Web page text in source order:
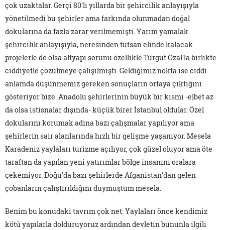
çok uzaktalar. Gerçi 80'li yıllarda bir şehircilik anlayışıyla
yönetilmedi bu şehirler ama farkında olunmadan doğal
dokularına da fazla zarar verilmemişti. Yarım yamalak
şehircilik anlayışıyla, neresinden tutsan elinde kalacak
projelerle de olsa altyapı sorunu özellikle Turgut Özal'la birlikte
ciddiyetle çözülmeye çalışılmıştı. Geldiğimiz nokta ise ciddi
anlamda düşünmemiz gereken sonuçların ortaya çıktığını
gösteriyor bize. Anadolu şehirlerinin büyük bir kısmı -elbet az
da olsa istisnalar dışında- küçük birer İstanbul oldular. Özel
dokularını korumak adına bazı çalışmalar yapılıyor ama
şehirlerin sair alanlarında hızlı bir gelişme yaşanıyor. Mesela
Karadeniz yaylaları turizme açılıyor, çok güzel oluyor ama öte
taraftan da yapılan yeni yatırımlar bölge insanını oralara
çekemiyor. Doğu'da bazı şehirlerde Afganistan'dan gelen
çobanların çalıştırıldığını duymuştum mesela.
Benim bu konudaki tavrım çok net: Yaylaları önce kendimiz
kötü yapılarla dolduruyoruz ardından devletin bununla ilgili